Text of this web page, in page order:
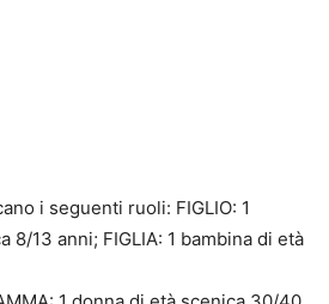
i seguenti ruoli: FIGLIO: 1
8/13 anni; FIGLIA: 1 bambina di età